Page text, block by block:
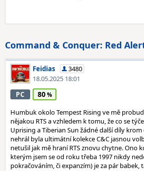
Command & Conquer: Red
Feidias
3480
18.05.2025 18:01
PC 80
Humbuk okolo Tempest Rising ve mě
nějakou RTS a vzhledem k tomu, že co se
Uprising a Tiberian Sun žádné další díly
nehrál byla ultimátní kolekce C&C jasnou
netušil jak mě hraní RTS znovu chytne. Ono
kterým jsem se od roku třeba 1997 nikdy
pokračováním, či expanzím) je za pár babek,